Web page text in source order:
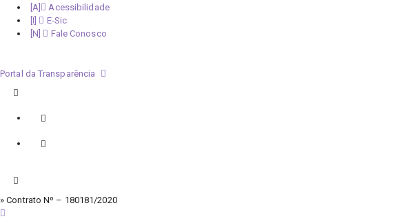
Acessibilidade
E-Sic
Fale Conosco
Portal da Transparência
» Contrato Nº – 180181/2020